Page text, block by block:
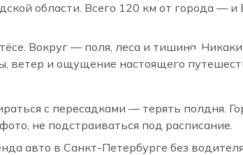
области. Всего 120 км от города — и
Вокруг — поля, леса и тишина.
ветер и ощущение настоящего
с пересадками — терять полдня.
не подстраиваться под расписание.
авто в Санкт-Петербурге без